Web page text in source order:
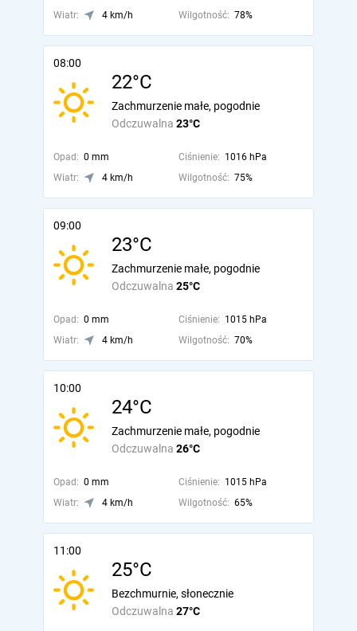
Wiatr: 4 km/h Wilgotność: 78%
08:00
22°C
Odczuwalna 23°C
Zachmurzenie małe, pogodnie
Opad: 0 mm Ciśnienie: 1016 hPa
Wiatr:
4 km/h Wilgotność: 75%
09:00
23°C
Odczuwalna 25°C
Zachmurzenie małe, pogodnie
Opad: 0 mm Ciśnienie: 1015 hPa
Wiatr:
4 km/h Wilgotność: 70%
10:00
24°C
Odczuwalna 26°C
Zachmurzenie małe, pogodnie
Opad: 0 mm Ciśnienie: 1015 hPa
Wiatr:
4 km/h Wilgotność: 65%
11:00
25°C
Odczuwalna 27°C
Bezchmurnie, słonecznie